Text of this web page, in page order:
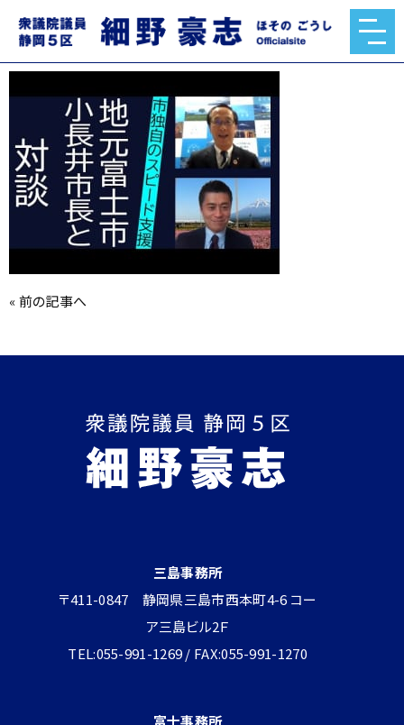
hqdefault.jpg
2020.05.03
«前の記事へ
三島事務所
〒411-0847 静岡県三島市西本町4-6 コー
ア三島ビル2Ｆ
TEL:055-991-1269 / FAX:055-991-1270
富士事務所